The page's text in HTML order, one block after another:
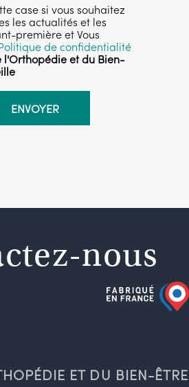
case si vous souhaitez
les actualités et les
première et Vous
de confidentialité
l'Orthopédie et du Bien-
nous
ET DU BIEN-ÊTRE